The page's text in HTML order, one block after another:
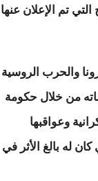
تم الإعلان عنها
والحرب الروسية
من خلال حكومة
وعواقبها
له بالغ الأثر في